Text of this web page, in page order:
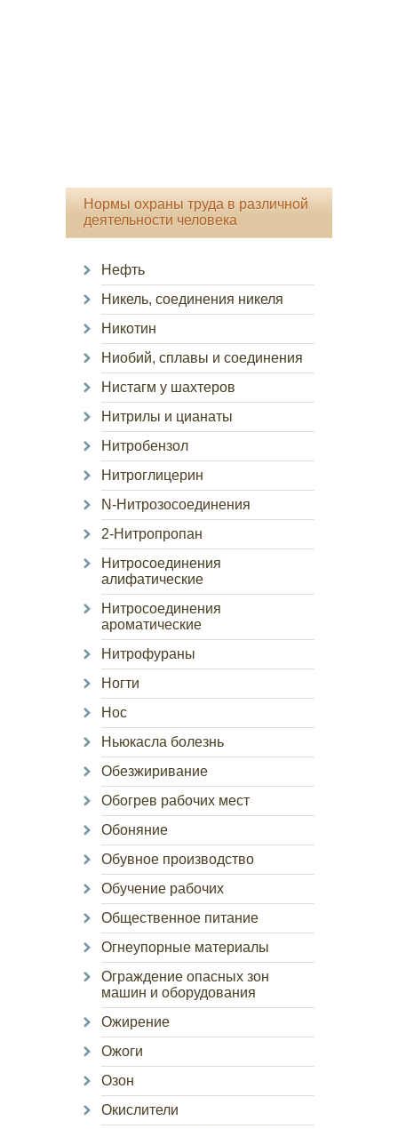
Нормы охраны труда в различной
деятельности человека
Нефть
Никель, соединения никеля
Никотин
Ниобий, сплавы и соединения
Нистагм у шахтеров
Нитрилы и цианаты
Нитробензол
Нитроглицерин
N-Нитрозосоединения
2-Нитропропан
Нитросоединения
алифатические
Нитросоединения
ароматические
Нитрофураны
Ногти
Нос
Ньюкасла болезнь
Обезжиривание
Обогрев рабочих мест
Обоняние
Обувное производство
Обучение рабочих
Общественное питание
Огнеупорные материалы
Ограждение опасных зон
машин и оборудования
Ожирение
Ожоги
Озон
Окислители